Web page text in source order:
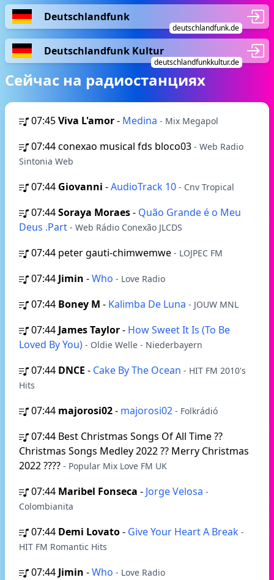
Deutschlandfunk
deutschlandfunk.de
Deutschlandfunk Kultur
deutschlandfunkkultur.de
Сейчас на радиостанциях
07:45Viva L'amor- Medina - Mix Megapol
07:44conexao musical fds bloco03 - Web Radio
Sintonia Web
07:44 Giovanni -AudioTrack 10 - Cnv Tropical
07:44Soraya Moraes- Quão Grande é o Meu
Deus .Part - Web Rádio Conexão JLCDS
07:44 peter gauti-chimwemwe - LOJPEC FM
07:44 Jimin -Who - Love Radio
07:44 Boney M - Kalimba De Luna - JOUW MNL
07:44 James Taylor- How Sweet It Is (To Be
Loved By You) - Oldie Welle - Niederbayern
07:44 DNCE - Cake By The Ocean - HIT FM 2010's
Hits
07:44 majorosi02- majorosi02 - Folkrádió
07:44 Best Christmas Songs Of All Time ??
Christmas Songs Medley 2022 ?? Merry Christmas
2022 ???? - Popular Mix Love FM UK
07:44 Maribel Fonseca - Jorge Velosa -
Colombianita
07:44 Demi Lovato- Give Your Heart A Break -
HIT FM Romantic Hits
07:44 Jimin -Who - Love Radio